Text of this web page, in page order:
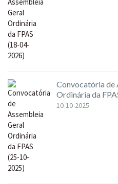
Convocatória de
Ordinária da
10-10-2025